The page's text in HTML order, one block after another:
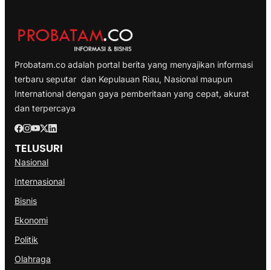
Probatam.co adalah portal berita yang menyajikan informasi
terbaru seputar dan Kepulauan Riau, Nasional maupun
International dengan gaya pemberitaan yang cepat, akurat
dan terpercaya
TELUSURI
Nasional
Internasional
Bisnis
Ekonomi
Politik
Olahraga